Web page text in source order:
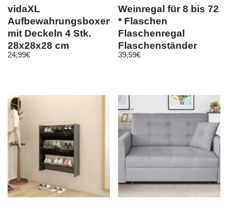
vidaXL
Aufbewahrungsboxen
mit Deckeln 4 Stk.
28x28x28 cm
Schwarz
24,99€
Weinregal für 8 bis 72
* Flaschen
Flaschenregal
Flaschenständer
METALL Holz RW-8-8
39,59€